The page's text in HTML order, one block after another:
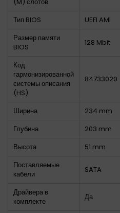
(M) слотов
Тип BIOS
UEFI AMI
Размер памяти
BIOS
128 Mbit
Код
гармонизированной
системы описания
(HS)
84733020
Ширина
234 mm
Глубина
203 mm
Высота
51 mm
Поставляемые
кабели
SATA
Драйвера в
комплекте
Да